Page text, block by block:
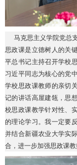
马克思主义学院党总
思政课是立德树人的关
平总书记主持召开学校
习近平同志为核心的党
学校思政课教师的亲切
记的讲话高屋建瓴，思
校思政课教学针对性、
的理论学习。我一定要
并结合新疆农业大学实
合，进一步加强思政课